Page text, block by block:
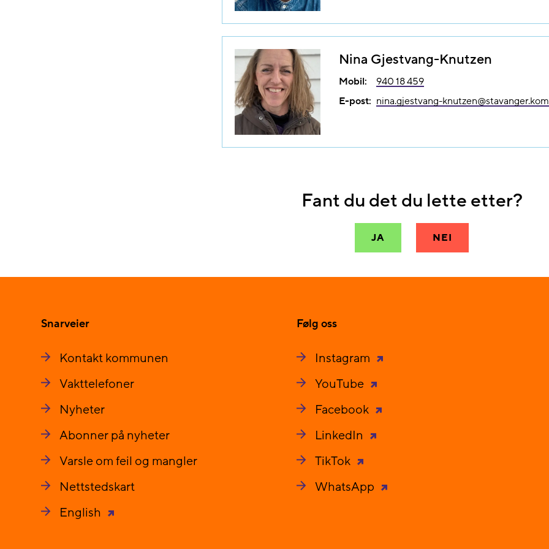
Nina Gjestvang-Knutzen
Mobil:
940 18 459
E-post: nina.gjestvang-
Fant du det du lette etter?
JA NEI
Snarveier
Kontakt kommunen
Vakttelefoner
Nyheter
Abonner på nyheter
Varsle om feil og mangler
Nettstedskart
English
Følg oss
Instagram
YouTube
Facebook
LinkedIn
TikTok
WhatsApp